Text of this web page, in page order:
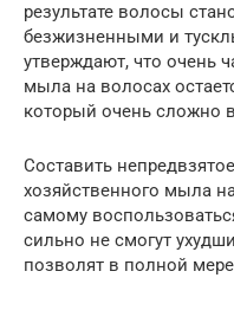
результате волосы
безжизненными и
утверждают, что очень
мыла на волосах
который очень сложно
Составить
хозяйственного мыла
самому
сильно не смогут
позволят в полной мере